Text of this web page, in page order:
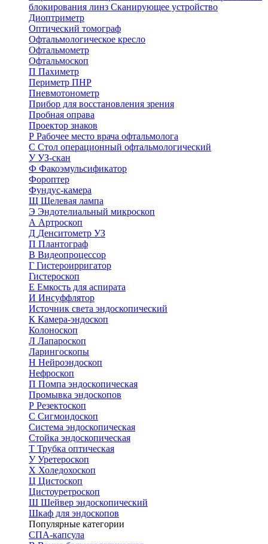
блокирования линз Сканирующее устройство
Диоптриметр
Оптический томограф
Офтальмологическое кресло
Офтальмометр
Офтальмоскоп
П Пахиметр
Периметр ПНР
Пневмотонометр
Прибор для восстановления зрения
Пробная оправа
Проектор знаков
Р Рабочее место врача офтальмолога
С Стол операционный офтальмологический
УУЗ-скан
Ф Факоэмульсификатор
Фороптер
Фундус-камера
Щ Щелевая лампа
Э Эндотелиальный микроскоп
А Артроскоп
Д Денситометр УЗ
П Плантограф
В Видеопроцессор
Г Гистероирригатор
Гистероскоп
Е Емкость для аспирата
И Инсуффлятор
Источник света эндоскопический
К Камера-эндоскоп
Колоноскоп
Л Лапароскоп
Ларингоскопы
Н Нейроэндоскоп
Нефроскоп
П Помпа эндоскопическая
Промывка эндоскопов
Р Резектоскоп
С Сигмоидоскоп
Система эндоскопическая
Стойка эндоскопическая
Т Трубка оптическая
УУретероскоп
Х Холедохоскоп
Ц Цистоскоп
Цистоуретроскоп
Ш Шейвер эндоскопический
Шкаф для эндоскопов
Популярные категории
СПА-капсула